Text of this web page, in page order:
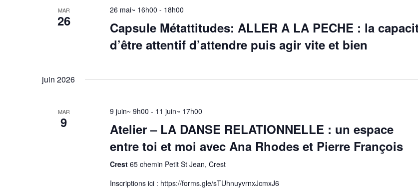
MAR
26
26 mai~ 16h00 - 18h00
Capsule Métattitudes: ALLER A LA PECHE : la
d’être attentif d’attendre puis agir vite et bien
juin 2026
MAR
9
9 juin~ 9h00 - 11 juin~ 17h00
Atelier – LA DANSE RELATIONNELLE : un espace
entre toi et moi avec Ana Rhodes et Pierre François
Crest 65 chemin Petit St Jean, Crest
Inscriptions ici : https://forms.gle/sTUhnuyvrnxJcmxJ6